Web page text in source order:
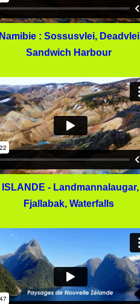
Namibie : Sossusvlei,
Sandwich Harbour
ISLANDE - Landmannalaugar,
Fjallabak, Waterfalls